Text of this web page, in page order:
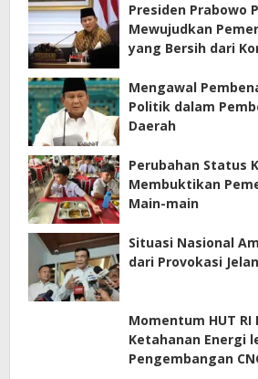
Presiden Prabowo
Mewujudkan
yang Bersih dari
Mengawal
Politik dalam
Daerah
Perubahan Status
Membuktikan
Main-main
Situasi Nasional
dari Provokasi
Momentum HUT RI
Ketahanan Energi
Pengembangan